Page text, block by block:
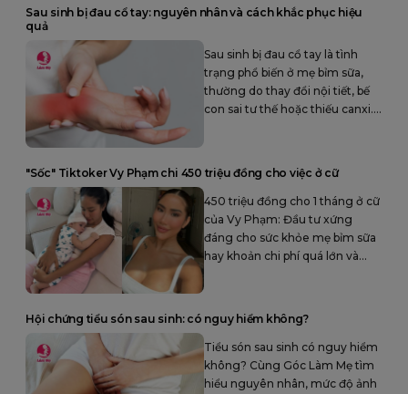
Sau sinh bị đau cổ tay: nguyên nhân và cách khắc phục hiệu
quả
Sau sinh bị đau cổ tay là tình
trạng phổ biến ở mẹ bỉm sữa,
thường do thay đổi nội tiết, bế
con sai tư thế hoặc thiếu canxi.
"Sốc" Tiktoker Vy Phạm chi 450 triệu đồng cho việc ở cữ
450 triệu đồng cho 1 tháng ở cữ
của Vy Phạm: Đầu tư xứng
đáng cho sức khỏe mẹ bỉm sữa
hay khoản chi phí quá lớn và
Hội chứng tiểu són sau sinh: có nguy hiểm không?
Tiểu són sau sinh có nguy hiểm
không? Cùng Góc Làm Mẹ tìm
hiểu nguyên nhân, mức độ ảnh